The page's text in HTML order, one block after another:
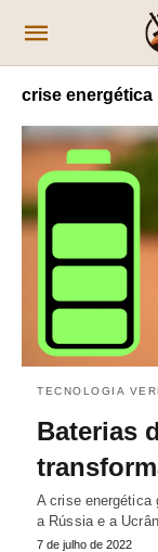
crise energética
TECNOLOGIA
Baterias
A crise energética
a Rússia e a
7 de julho de 2022